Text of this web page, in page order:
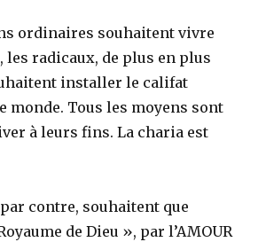
ordinaires souhaitent vivre
les radicaux, de plus en plus
installer le califat
monde. Tous les moyens sont
à leurs fins. La charia est
contre, souhaitent que
de Dieu », par l’AMOUR